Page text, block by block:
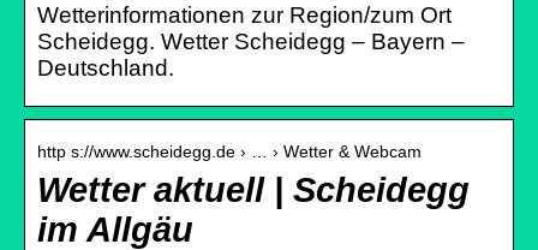
Wetterinformationen zur Region/zum Ort
Scheidegg. Wetter Scheidegg – Bayern –
Deutschland.
http s://www.scheidegg.de › … › Wetter & Webcam
Wetter aktuell | Scheidegg
im Allgäu